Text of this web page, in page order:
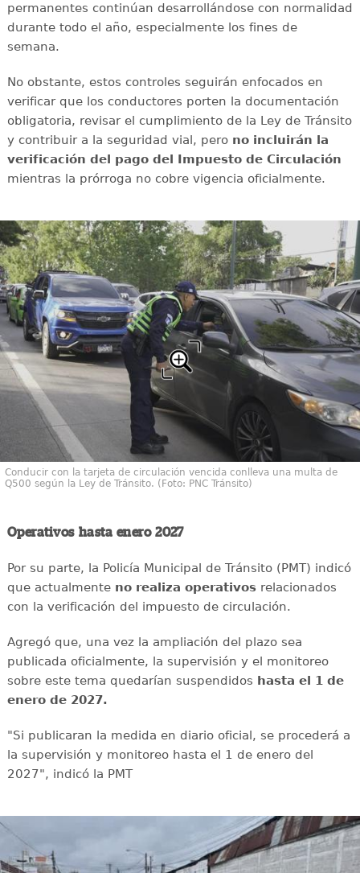
permanentes continúan desarrollándose con normalidad
durante todo el año, especialmente los fines de
semana.
No obstante, estos controles seguirán enfocados en
verificar que los conductores porten la documentación
obligatoria, revisar el cumplimiento de la Ley de Tránsito
y contribuir a la seguridad vial, pero no incluirán la
verificación del pago del Impuesto de Circulación
mientras la prórroga no cobre vigencia oficialmente.
Conducir con la tarjeta de circulación vencida conlleva una multa de
Q500 según la Ley de Tránsito. (Foto: PNC Tránsito)
Operativos hasta enero 2027
Por su parte, la Policía Municipal de Tránsito (PMT) indicó
que actualmente no realiza operativosrelacionados
con la verificación del impuesto de circulación.
Agregó que, una vez la ampliación del plazo sea
publicada oficialmente, la supervisión y el monitoreo
sobre este tema quedarían suspendidos hasta el 1 de
enero de 2027.
"Si publicaran la medida en diario oficial, se procederá a
la supervisión y monitoreo hasta el 1 de enero del
2027", indicó la PMT